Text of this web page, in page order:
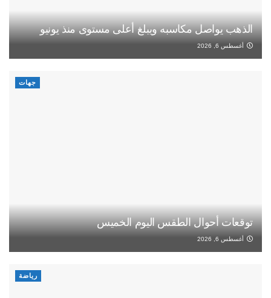
الذهب يواصل مكاسبه ويبلغ أعلى مستوى منذ يونيو
أغسطس 6, 2026
جهات
توقعات أحوال الطقس اليوم الخميس
أغسطس 6, 2026
رياضة